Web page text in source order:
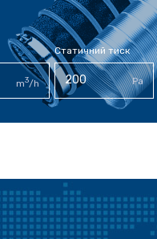
m3/h
Статичний тиск
Pa